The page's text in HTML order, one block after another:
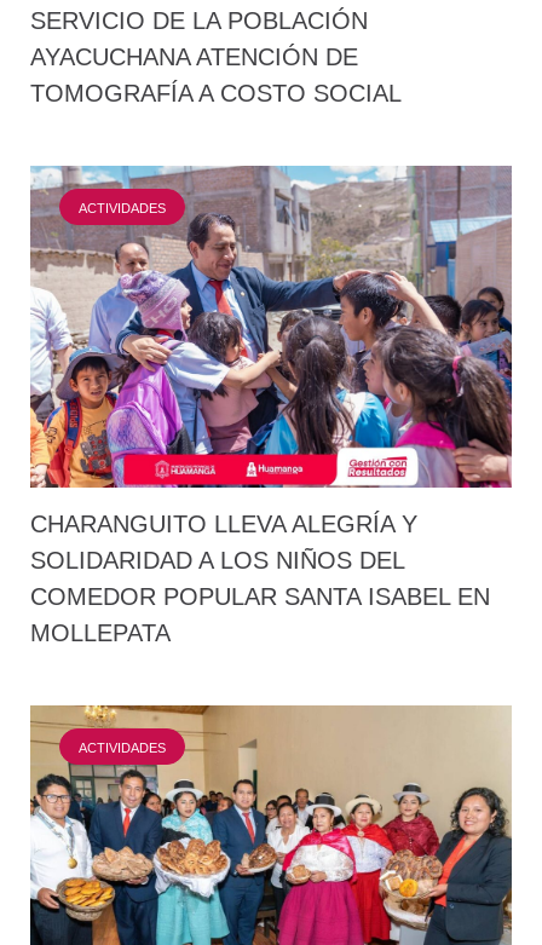
SERVICIO DE LA POBLACIÓN
AYACUCHANA ATENCIÓN DE
TOMOGRAFÍA A COSTO SOCIAL
ACTIVIDADES
CHARANGUITO LLEVA ALEGRÍA Y
SOLIDARIDAD A LOS NIÑOS DEL
COMEDOR POPULAR SANTA ISABEL EN
MOLLEPATA
ACTIVIDADES